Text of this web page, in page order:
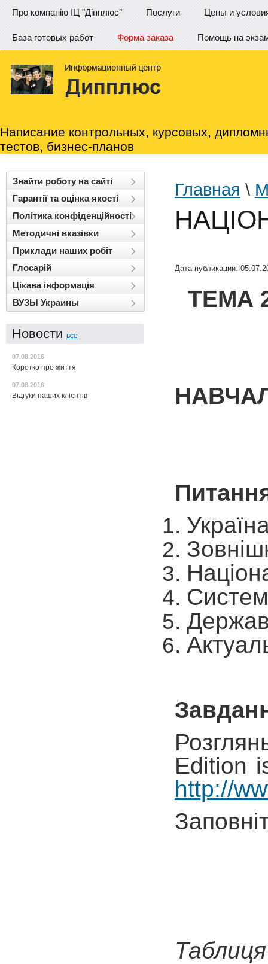
Про компанію ІЦ "Діпплюс" Послуги Цены и
База готовых работ Форма заказа Помощь на
Написание контрольных, курсовых,
тестов, бизнес-планов
Знайти роботу на сайті
Гарантії та оцінка якості
Політика конфіденційності
Методичні вказівки
Приклади наших робіт
Глосарій
Цікава інформація
ВУЗЫ Украины
Новости все
07.08.2016
Коротко про життя
07.08.2016
Відгуки наших клієнтів
Главная \
Дата публикации:
ТЕМА
Edition
http://